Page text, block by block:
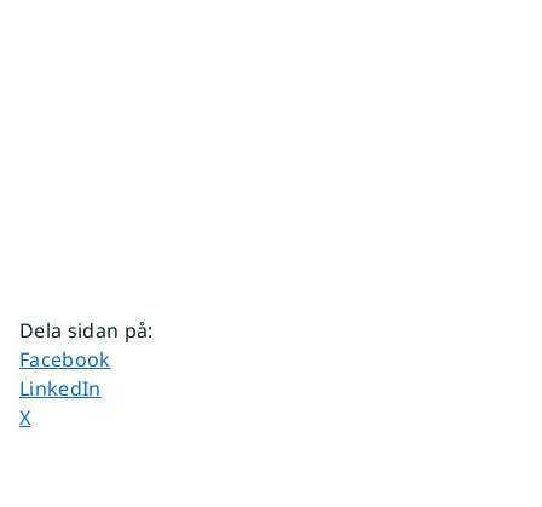
Dela sidan på:
Dela sidan på
Facebook
Dela sidan på
LinkedIn
Dela sidan på
X